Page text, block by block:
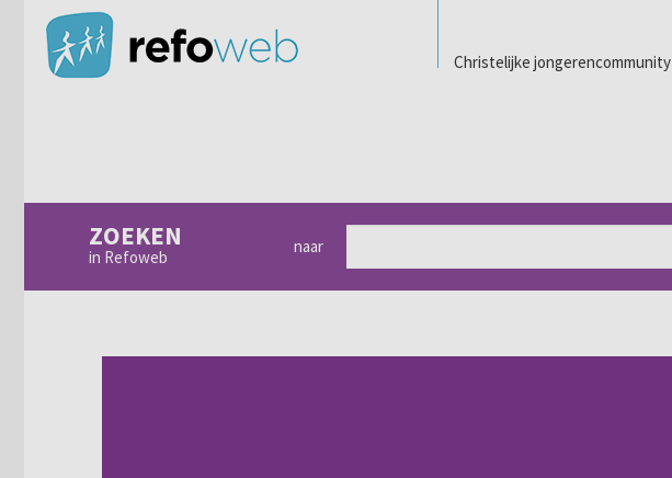
Christelijke jongerencommunity
ZOEKEN
in Refoweb
naar